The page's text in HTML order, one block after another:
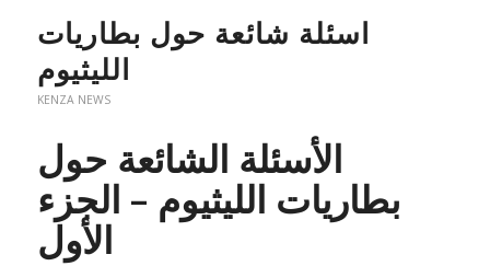
اسئلة شائعة حول بطاريات
الليثيوم
KENZA NEWS
الأسئلة الشائعة حول
بطاريات الليثيوم – الجزء
الأول